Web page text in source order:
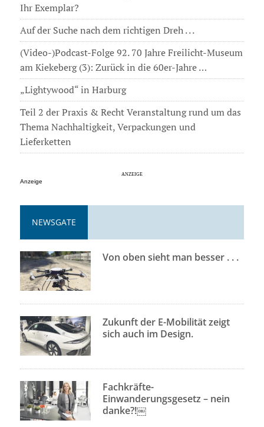
Ihr Exemplar?
Auf der Suche nach dem richtigen Dreh . . .
(Video-)Podcast-Folge 92. 70 Jahre Freilicht-Museum
am Kiekeberg (3): Zurück in die 60er-Jahre …
„Lightywood“ in Harburg
Teil 2 der Praxis & Recht Veranstaltung rund um das
Thema Nachhaltigkeit, Verpackungen und
Lieferketten
Anzeige
NEWSGATE
Von oben sieht man besser . . .
Zukunft der E-Mobilität zeigt
sich auch im Design.
Fachkräfte-
Einwanderungsgesetz – nein
danke?!￼